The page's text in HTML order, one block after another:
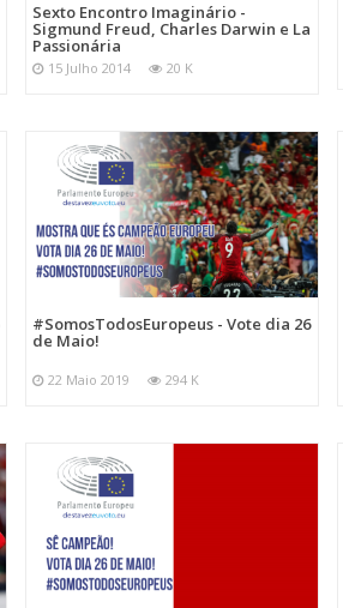
Sexto Encontro Imaginário -
Sigmund Freud, Charles Darwin e La
Passionária
15 Julho 2014 20 K
#SomosTodosEuropeus - Vote dia 26
de Maio!
22 Maio 2019 294 K